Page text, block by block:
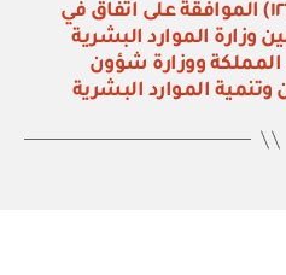
مرسوم ملكي رقم (م / ١٢٦) الموافقة على اتفاق في
وزارة الموارد البشرية
المملكة ووزارة شؤون
وتنمية الموارد البشرية